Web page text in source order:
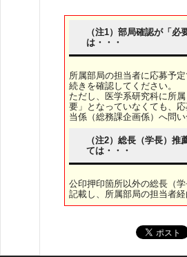
（注1）部局確認が「
は・・・
所属部局の担当者に応募予
続きを確認してください。
ただし、医学系研究科に所
要」となっていなくても、
当係（総務課企画係）へ問い
（注2）総長（学長）
ては・・・
公印押印箇所以外の総長（
記載し、所属部局の担当者経